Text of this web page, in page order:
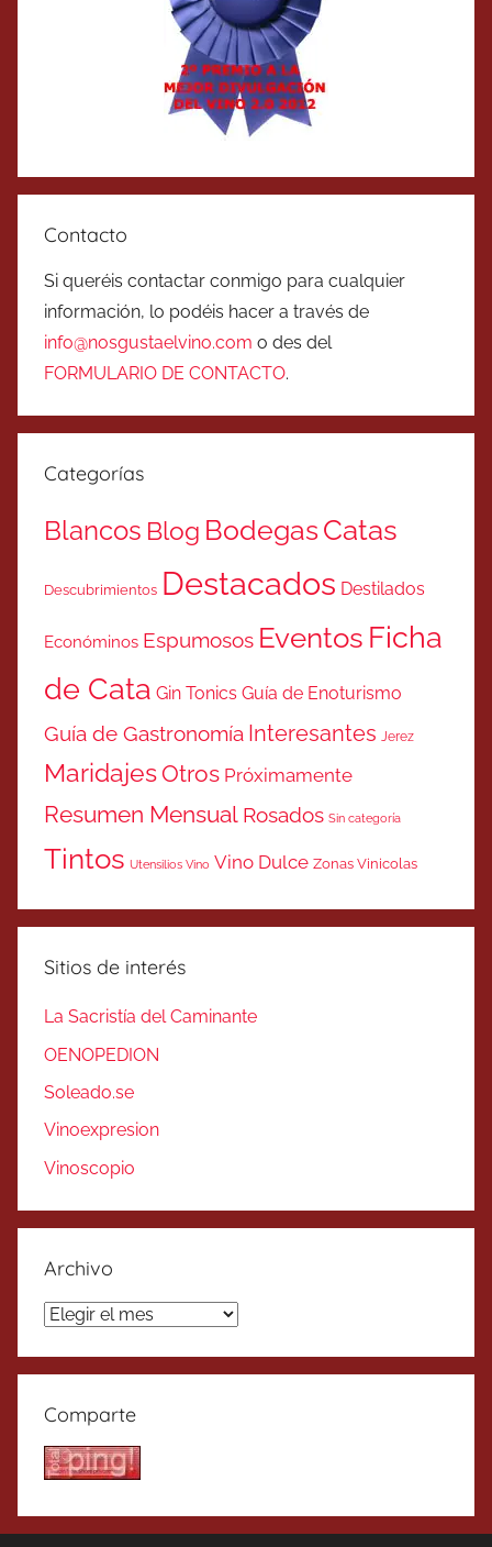
Contacto
Si queréis contactar conmigo para cualquier
información, lo podéis hacer a través de
info@nosgustaelvino.com o des del
FORMULARIO DE CONTACTO.
Categorías
Blancos Blog BodegasCatas
Descubrimientos Destacados Destilados
Económinos Espumosos Eventos Ficha
de Cata Gin Tonics Guía de Enoturismo
Guía de Gastronomía Interesantes Jerez
MaridajesOtros Próximamente
Resumen Mensual Rosados Sin categoría
Tintos Utensilios Vino Vino Dulce Zonas Vinicolas
Sitios de interés
La Sacristía del Caminante
OENOPEDION
Soleado.se
Vinoexpresion
Vinoscopio
Archivo
Archivo
Comparte